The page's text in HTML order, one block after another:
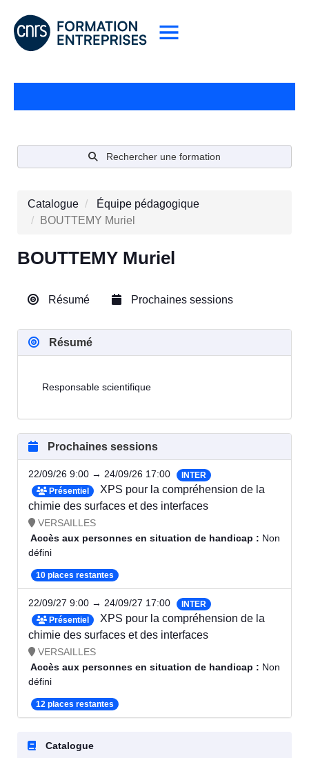
Rechercher une formation
Catalogue
Équipe pédagogique
BOUTTEMY Muriel
BOUTTEMY Muriel
Résumé Prochaines sessions
Résumé
Responsable scientifique
Prochaines sessions
22/09/26 9:00 → 24/09/26 17:00
INTER
Présentiel
XPS pour la compréhension de la
chimie des surfaces et des interfaces
VERSAILLES
Accès aux personnes en situation de handicap : Non
défini
10 places restantes
22/09/27 9:00 → 24/09/27 17:00
INTER
Présentiel
XPS pour la compréhension de la
chimie des surfaces et des interfaces
VERSAILLES
Accès aux personnes en situation de handicap : Non
défini
12 places restantes
Catalogue